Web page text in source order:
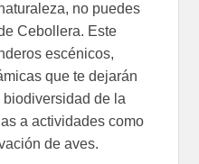
no puedes
Cebollera. Este
escénicos,
que te dejarán
de la
a actividades como
de aves.